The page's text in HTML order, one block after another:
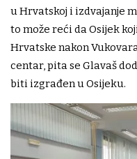
u Hrvatskoj i izdvajanje
to može reći da Osijek
Hrvatske nakon
centar, pita se Glavaš
biti izgrađen u Osijeku.